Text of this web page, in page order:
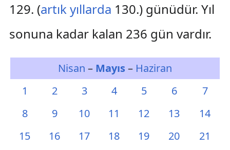
t
a
129. (artık yıllarda 130.) günüdür. Yıl
sonuna kadar kalan 236 gün vardır.
Nisan – Mayıs– Haziran
1
2 3 4 5 6
7
8
9 10 11 12 13
14
15
16 17 18 19 20
21